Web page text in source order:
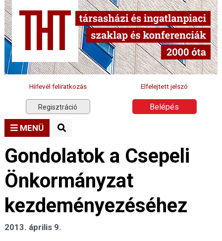
Hírlevél feliratkozás Elfelejtett jelszó
Regisztráció Belépés
MENÜ
Gondolatok a Csepeli
Önkormányzat
kezdeményezéséhez
2013. április 9.